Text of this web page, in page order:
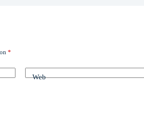
*
Web